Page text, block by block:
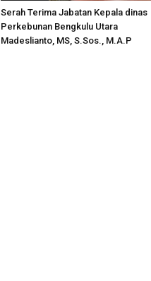
Serah Terima Jabatan Kepala dinas
Perkebunan Bengkulu Utara
Madeslianto, MS, S.Sos., M.A.P